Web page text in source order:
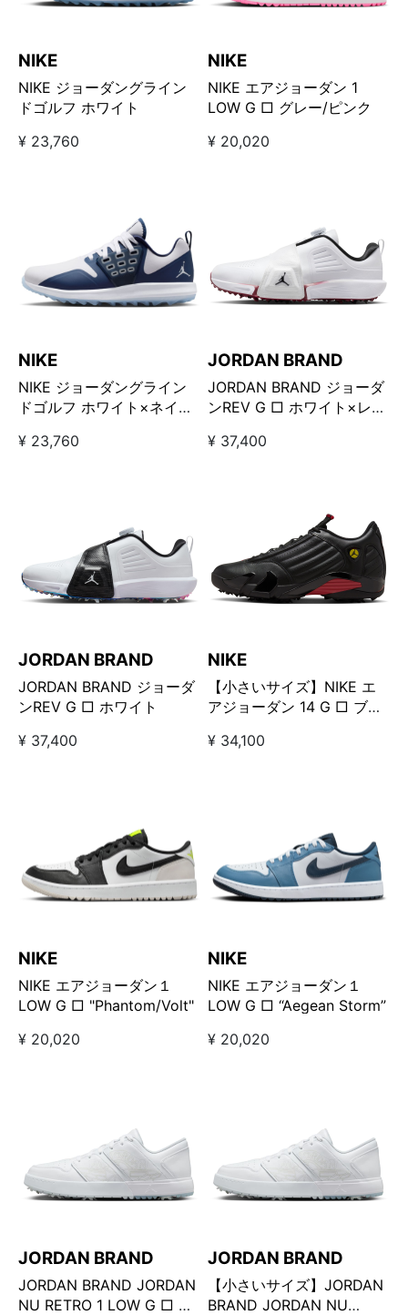
NIKE
NIKE ジョーダングライン
ドゴルフ ホワイト
¥ 23,760
NIKE
NIKE エアジョーダン 1
LOW G □ グレー/ピンク
¥ 20,020
NIKE
NIKE ジョーダングライン
ドゴルフ ホワイト×ネイビ
¥ 23,760
JORDAN BRAND
JORDAN BRAND ジョーダ
ンREV G □ ホワイト×レッ
¥ 37,400
JORDAN BRAND
JORDAN BRAND ジョーダ
ンREV G □ ホワイト
¥ 37,400
NIKE
【小さいサイズ】NIKE エ
アジョーダン 14 G □ ブラ
¥ 34,100
NIKE
NIKE エアジョーダン１
LOW G □ "Phantom/Volt"
¥ 20,020
NIKE
NIKE エアジョーダン１
LOW G □ “Aegean Storm”
¥ 20,020
JORDAN BRAND
JORDAN BRAND JORDAN
NU RETRO 1 LOW G □ ホ
JORDAN BRAND
【小さいサイズ】JORDAN
BRAND JORDAN NU